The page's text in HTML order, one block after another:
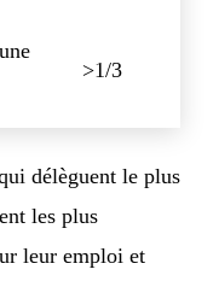
>1/3
délèguent le plus
les plus
leur emploi et